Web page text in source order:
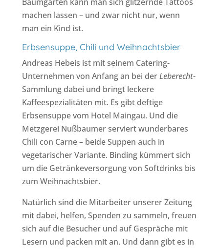
machen lassen – und zwar nicht nur, wenn
man ein Kind ist.
Erbsensuppe, Chili und Weihnachtsbier
Andreas Hebeis ist mit seinem Catering-
Unternehmen von Anfang an bei derLeberecht-
Sammlung dabei und bringt leckere
Kaffeespezialitäten mit. Es gibt deftige
Erbsensuppe vom Hotel Maingau. Und die
Metzgerei Nußbaumer serviert wunderbares
Chili con Carne – beide Suppen auch in
vegetarischer Variante. Binding kümmert sich
um die Getränkeversorgung von Softdrinks bis
zum Weihnachtsbier.
Natürlich sind die Mitarbeiter unserer Zeitung
mit dabei, helfen, Spenden zu sammeln, freuen
sich auf die Besucher und auf Gespräche mit
Lesern und packen mit an. Und dann gibt es in